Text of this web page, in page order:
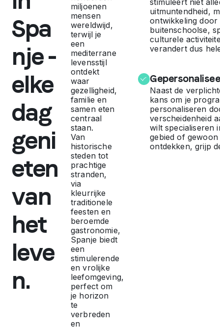
Spa
nje -
elke
dag
geni
eten
van
het
leve
n.
miljoenen
mensen
wereldwijd,
terwijl je
een
mediterrane
levensstijl
ontdekt
waar
gezelligheid,
familie en
samen eten
centraal
staan.
Van
historische
steden tot
prachtige
stranden,
via
kleurrijke
traditionele
feesten en
beroemde
gastronomie,
Spanje biedt
een
stimulerende
en vrolijke
leefomgeving,
perfect om
je horizon
te
verbreden
en
a
n
o
n
g
e
l
o
f
stimuleert niet
uitmuntendheid,
ontwikkeling door
buitenschoolse,
culturele
verandert dus
Naast de
kans om je
personaliseren
verscheidenheid
wilt specialiseren
gebied of
ontdekken, grijp